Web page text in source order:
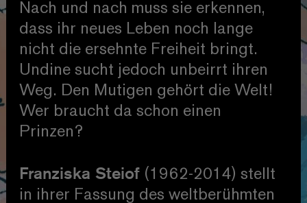
Nach und nach muss sie erkennen,
dass ihr neues Leben noch lange
nicht die ersehnte Freiheit bringt.
Undine sucht jedoch unbeirrt ihren
Weg. Den Mutigen gehört die Welt!
Wer braucht da schon einen
Prinzen?
Franziska Steiof (1962-2014) stellt
in ihrer Fassung des weltberühmten